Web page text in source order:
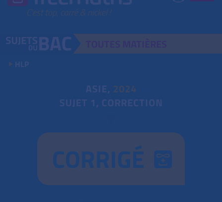
HLP
ASIE, 2024
SUJET 1, CORRECTION
CORRIGÉ